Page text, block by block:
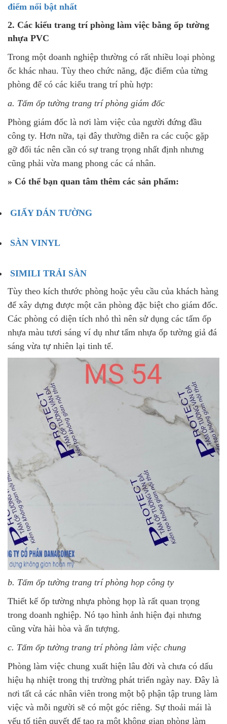
điểm nổi bật nhất
2. Các kiểu trang trí phòng làm việc bằng ốp tường
nhựa PVC
Trong một doanh nghiệp thường có rất nhiều loại phòng
ốc khác nhau. Tùy theo chức năng, đặc điểm của từng
phòng để có các kiểu trang trí phù hợp:
a. Tấm ốp tường trang trí phòng giám đốc
Phòng giám đốc là nơi làm việc của người đứng đầu
công ty. Hơn nữa, tại đây thường diễn ra các cuộc gặp
gỡ đối tác nên cần có sự trang trọng nhất định nhưng
cũng phải vừa mang phong các cá nhân.
» Có thể bạn quan tâm thêm các sản phẩm:
GIẤY DÁN TƯỜNG
SÀN VINYL
SIMILI TRẢI SÀN
Tùy theo kích thước phòng hoặc yêu cầu của khách hàng
để xây dựng được một căn phòng đặc biệt cho giám đốc.
Các phòng có diện tích nhỏ thì nên sử dụng các tấm ốp
nhựa màu tươi sáng ví dụ như tấm nhựa ốp tường giả đá
sáng vừa tự nhiên lại tinh tế.
b. Tấm ốp tường trang trí phòng họp công ty
Thiết kế ốp tường nhựa phòng họp là rất quan trọng
trong doanh nghiệp. Nó tạo hình ảnh hiện đại nhưng
cũng vừa hài hòa và ấn tượng.
c. Tấm ốp tường trang trí phòng làm việc chung
Phòng làm việc chung xuất hiện lâu đời và chưa có dấu
hiệu hạ nhiệt trong thị trường phát triển ngày nay. Đây là
nơi tất cả các nhân viên trong một bộ phận tập trung làm
việc và mỗi người sẽ có một góc riêng. Sự thoải mái là
yếu tố tiên quyết để tạo ra một không gian phòng làm